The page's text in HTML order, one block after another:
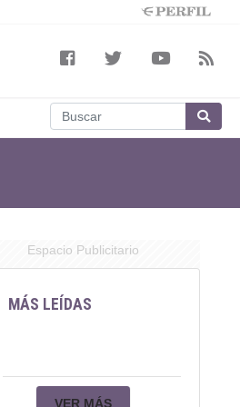
Espacio Publicitario
MÁS LEÍDAS
VER MÁS